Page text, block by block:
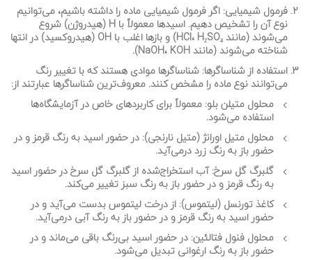
فرمول شیمیایی: اگر فرمول شیمیایی ماده را داشته باشیم، می‌توانیم
نوع آن را تشخیص دهیم. اسیدها معمولاً با H (هیدروژن) شروع
می‌شوند (مانند HCl، H₂SO₄) و بازها اغلب با OH (هیدروکسید) در انتها
شناخته می‌شوند (مانند NaOH، KOH).
استفاده از شناساگرها: شناساگرها موادی هستند که با تغییر رنگ
می‌توانند نوع ماده را مشخص کنند. معروف‌ترین شناساگرها عبارتند از:
محلول متیلن بلو: معمولاً برای کاربردهای خاص در آزمایشگاه‌ها
استفاده می‌شود.
محلول متیل اورانژ (متیل نارنجی): در حضور اسید به رنگ قرمز و در
حضور باز به رنگ زرد درمی‌آید.
گلبرگ گل سرخ: آب استخراج‌شده از گلبرگ گل سرخ در حضور اسید
به رنگ قرمز و در حضور باز به رنگ سبز تغییر می‌کند.
کاغذ تورنسل (لیتموس): از درخت لیتموس بدست می‌آید و در
حضور اسید به رنگ قرمز و در حضور باز به رنگ آبی درمی‌آید.
محلول فنول فتالئین: در حضور اسید بی‌رنگ باقی می‌ماند و در
حضور باز به رنگ ارغوانی تبدیل می‌شود.